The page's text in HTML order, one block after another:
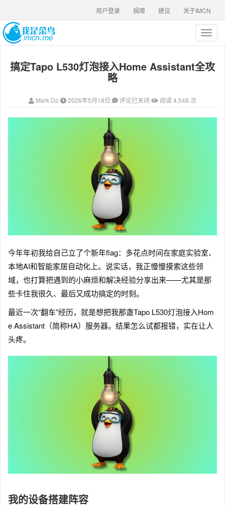
关于IMCN
建议
捐赠
用户登录
T
o
g
搞定Tapo L530灯泡接入Home Assistant全攻
略
Mark Do 2026年5月18日 评论已关闭 阅读 4,548 次
今年年初我给自己立了个新年flag：多花点时间在家庭实验室、
本地AI和智能家居自动化上。说实话，我正慢慢摸索这些领
域，也打算把遇到的小麻烦和解决经验分享出来——尤其是那
些卡住我很久、最后又成功搞定的时刻。
最近一次“翻车”经历，就是想把我那盏Tapo L530灯泡接入Hom
e Assistant（简称HA）服务器。结果怎么试都报错，实在让人
头疼。
我的设备搭建阵容